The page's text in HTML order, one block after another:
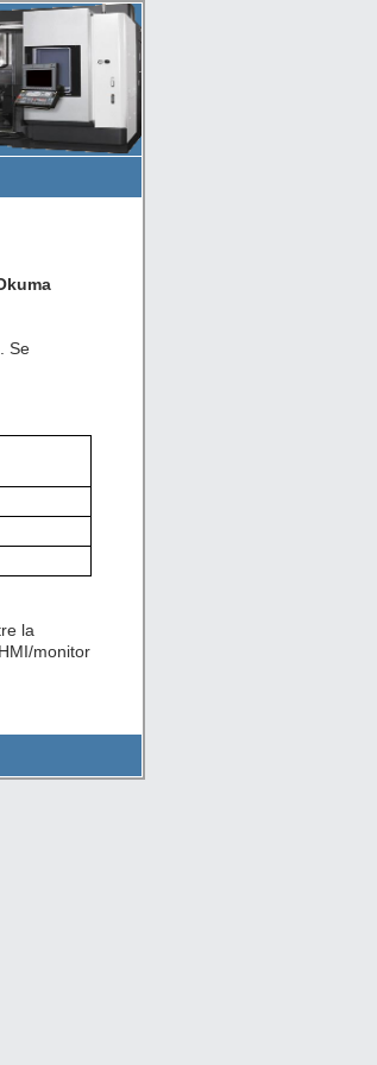
Se
la
monitor